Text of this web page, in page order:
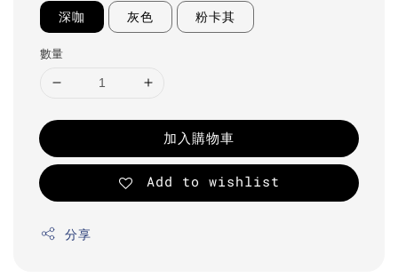
深咖 灰色 粉卡其
數量
加入購物車
Add to wishlist
分享